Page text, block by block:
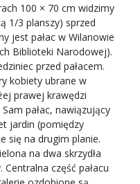
100 × 70 cm widzimy
1/3 planszy) sprzed
jest pałac w Wilanowie
Biblioteki Narodowej).
przed pałacem.
kobiety ubrane w
prawej krawędzi
pałac, nawiązujący
jardin (pomiędzy
się na drugim planie.
na dwa skrzydła
część pałacu